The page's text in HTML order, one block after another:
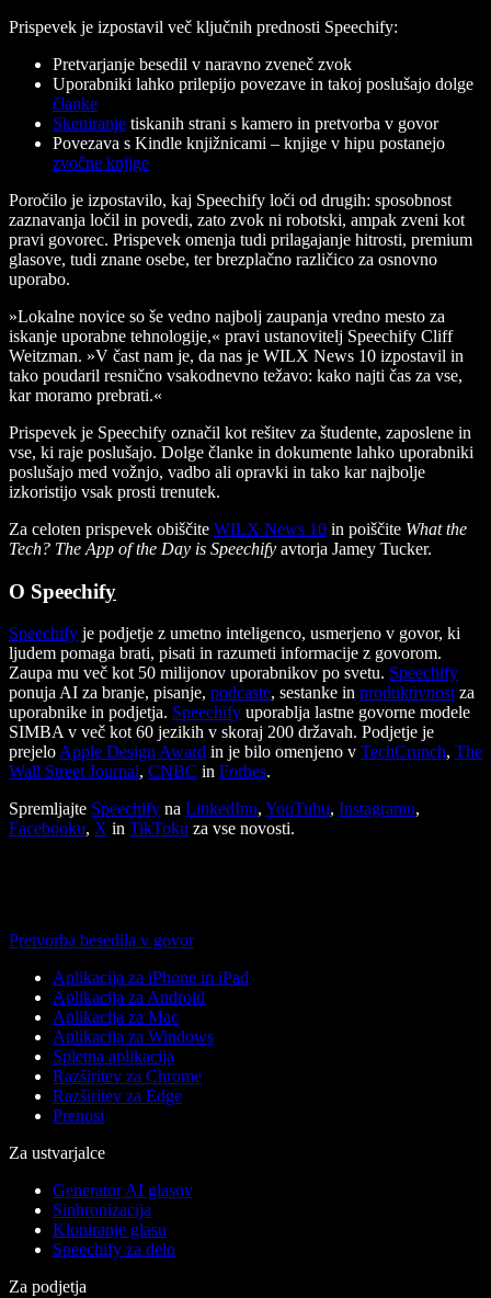
Prispevek je izpostavil več ključnih prednosti Speechify:
Pretvarjanje besedil v naravno zveneč zvok
Uporabniki lahko prilepijo povezave in takoj poslušajo dolge
članke
Skeniranje tiskanih strani s kamero in pretvorba v govor
Povezava s Kindle knjižnicami – knjige v hipu postanejo
zvočne knjige
Poročilo je izpostavilo, kaj Speechify loči od drugih: sposobnost
zaznavanja ločil in povedi, zato zvok ni robotski, ampak zveni kot
pravi govorec. Prispevek omenja tudi prilagajanje hitrosti, premium
glasove, tudi znane osebe, ter brezplačno različico za osnovno
uporabo.
»Lokalne novice so še vedno najbolj zaupanja vredno mesto za
iskanje uporabne tehnologije,« pravi ustanovitelj Speechify Cliff
Weitzman. »V čast nam je, da nas je WILX News 10 izpostavil in
tako poudaril resnično vsakodnevno težavo: kako najti čas za vse,
kar moramo prebrati.«
Prispevek je Speechify označil kot rešitev za študente, zaposlene in
vse, ki raje poslušajo. Dolge članke in dokumente lahko uporabniki
poslušajo med vožnjo, vadbo ali opravki in tako kar najbolje
izkoristijo vsak prosti trenutek.
Za celoten prispevek obiščite WILX News 10 in poiščite What the
Tech? The App of the Day is Speechify avtorja Jamey Tucker.
O Speechify
Speechify je podjetje z umetno inteligenco, usmerjeno v govor, ki
ljudem pomaga brati, pisati in razumeti informacije z govorom.
Zaupa mu več kot 50 milijonov uporabnikov po svetu. Speechify
ponuja AI za branje, pisanje, podcaste, sestanke in produktivnost za
uporabnike in podjetja. Speechify uporablja lastne govorne modele
SIMBA v več kot 60 jezikih v skoraj 200 državah. Podjetje je
prejelo Apple Design Award in je bilo omenjeno v TechCrunch, The
Wall Street Journal, CNBC in Forbes.
Spremljajte Speechify na LinkedInu, YouTubu, Instagramu,
Facebooku, X in TikToku za vse novosti.
Pretvorba besedila v govor
Aplikacija za iPhone in iPad
Aplikacija za Android
Aplikacija za Mac
Aplikacija za Windows
Spletna aplikacija
Razširitev za Chrome
Razširitev za Edge
Prenosi
Za ustvarjalce
Generator AI glasov
Sinhronizacija
Kloniranje glasu
Speechify za delo
Za podjetja